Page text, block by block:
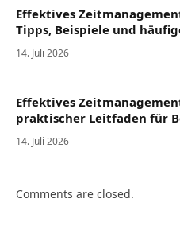
Effektives
Tipps, Beispiele und
14. Juli 2026
Effektives
praktischer Leitfaden für
14. Juli 2026
Comments are closed.